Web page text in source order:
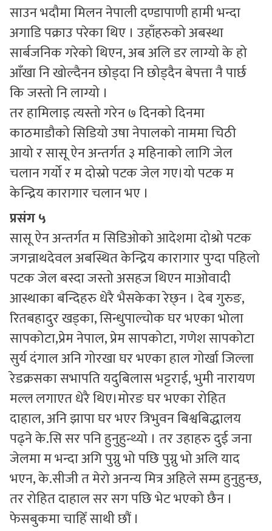
साउन भदौमा मिलन नेपाली दण्डापाणी हामी भन्दा
अगाडि पक्राउ परेका थिए । उहाँहरुको अबस्था
सार्बजनिक गरेको थिएन, अब अलि डर लाग्यो के हो
आँखा नि खोल्दैनन छोड्दा नि छोड्दैन बेपत्ता नै पार्छ
कि जस्तो नि लाग्यो ।
तर हामिलाइ त्यस्तो गरेन ७ दिनको दिनमा
काठमाडौको सिडियो उषा नेपालको नाममा चिठी
आयो र सासू ऐन अन्तर्गत ३ महिनाको लागि जेल
चलान गर्यो र म दोस्रो पटक जेल गए।यो पटक म
केन्द्रिय कारागार चलान भए ।
प्रसंग ५
सासू ऐन अन्तर्गत म सिडिओको आदेशमा दोश्रो पटक
जगन्नाथदेवल अबस्थित केन्द्रिय कारागार पुग्दा पहिलो
पटक जेल बस्दा जस्तो असहज थिएन माओवादी
आस्थाका बन्दिहरु धेरै भैसकेका रेछ्न । देब गुरुङ,
रितबहादुर खड्का, सिन्धुपाल्चोक घर भएका भोला
सापकोटा,प्रेम नेपाल, प्रेम सापकोटा, गणेश सापकोटा
सुर्य दंगाल अनि गोरखा घर भएका हाल गोर्खा जिल्ला
रेडक्रसका सभापति यदुबिलास भट्टराई, भुमी नारायण
मल्ल लगाएत धेरै थिए।मोरङ घर भएका रोहित
दाहाल, अनि झापा घर भएर त्रिभुवन बिश्वबिद्धालय
पढ्ने के.सि सर पनि हुनुहुन्थ्यो । तर उहाहरु दुई जना
जेलमा म भन्दा अगि पुग्नु भो पछि पुग्नु भो अलि याद
भएन, के.सीजी त मेरो अनन्य मित्र अहिले सम्म हुनुहुन्छ,
तर रोहित दाहाल सर सग पछि भेट भएको छैन ।
फेसबुकमा चाहिँ साथी छौं ।